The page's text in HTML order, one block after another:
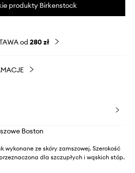
produkty Birkenstock
od 280 zł
Boston
wykonane ze skóry zamszowej. Szerokość
dla szczupłych i wąskich stóp.